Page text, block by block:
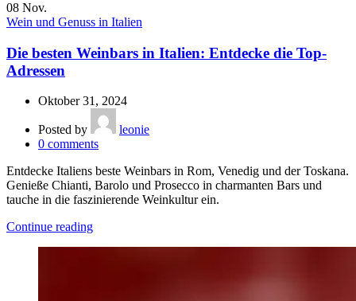
08 Nov.
Wein und Genuss in Italien
Die besten Weinbars in Italien: Entdecke die Top-
Adressen
Oktober 31, 2024
Posted by
leonie
0 comments
Entdecke Italiens beste Weinbars in Rom, Venedig und der Toskana.
Genieße Chianti, Barolo und Prosecco in charmanten Bars und
tauche in die faszinierende Weinkultur ein.
Continue reading